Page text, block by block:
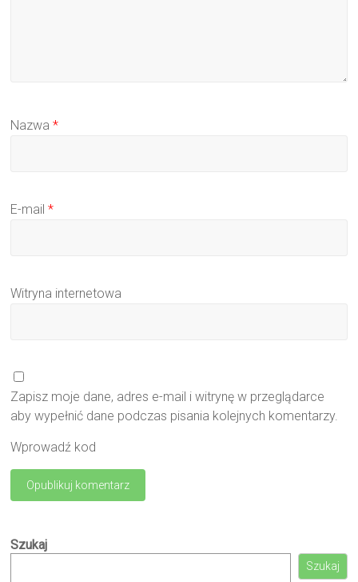
Nazwa*
E-mail*
Witryna internetowa
Zapisz moje dane, adres e-mail i witrynę w przeglądarce
aby wypełnić dane podczas pisania kolejnych komentarzy.
Wprowadź kod
Szukaj
Szukaj